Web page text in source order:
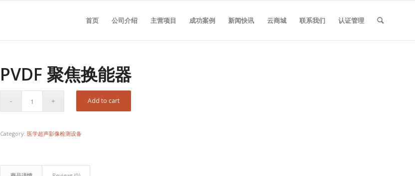
首页 公司介绍 主营项目 成功案例 新闻快讯 云商城 联系我们 认证管理
PVDF 聚焦换能器
Add to cart
Category: 医学超声影像检测设备